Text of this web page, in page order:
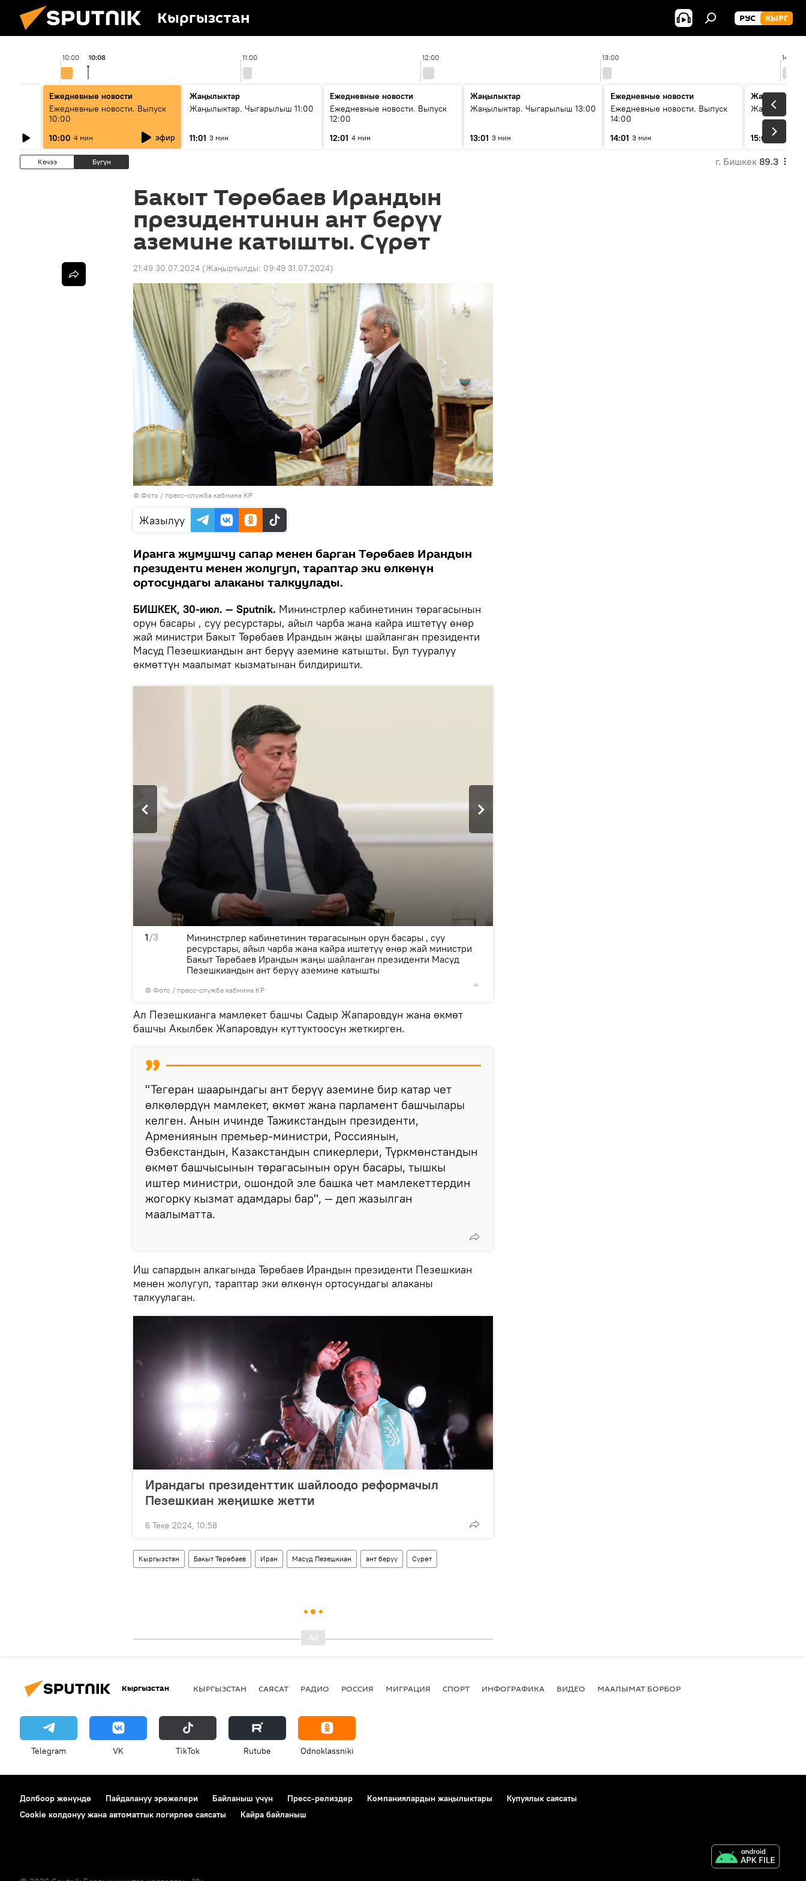
Кыргызстан РУС КЫРГ
10:00 11:00 12:00 13:00 14:00
10:08
Ежедневные новости
Ежедневные новости. Выпуск
10:00
10:00 4 мин эфир
Жаңылыктар
Жаңылыктар. Чыгарылыш 11:00
11:01 3 мин
Ежедневные новости
Ежедневные новости. Выпуск
12:00
12:01 4 мин
Жаңылыктар
Жаңылыктар. Чыгарылыш 13:00
13:01 3 мин
Ежедневные новости
Ежедневные новости. Выпуск
14:00
14:01 3 мин
Жаңылыктар
15:01 3 мин
Кечээ Бүгүн г. Бишкек 89.3
Бакыт Төрөбаев Ирандын
президентинин ант берүү
аземине катышты. Сүрөт
21:49 30.07.2024 (Жаңыртылды: 09:49 31.07.2024)
© Фото / пресс-служба кабмина КР
Жазылуу
Иранга жумушчу сапар менен барган Төрөбаев Ирандын
президенти менен жолугуп, тараптар эки өлкөнүн
ортосундагы алаканы талкуулады.
БИШКЕК, 30-июл. — Sputnik. Мининстрлер кабинетинин төрагасынын
орун басары , суу ресурстары, айыл чарба жана кайра иштетүү өнөр
жай министри Бакыт Төрөбаев Ирандын жаңы шайланган президенти
Масуд Пезешкиандын ант берүү аземине катышты. Бул тууралуу
өкмөттүн маалымат кызматынан билдиришти.
1/3
© Фото / пресс-служба кабмина КР
Мининстрлер кабинетинин төрагасынын орун басары , суу
ресурстары, айыл чарба жана кайра иштетүү өнөр жай министри
Бакыт Төрөбаев Ирандын жаңы шайланган президенти Масуд
Пезешкиандын ант берүү аземине катышты
Ал Пезешкианга мамлекет башчы Садыр Жапаровдун жана өкмөт
башчы Акылбек Жапаровдун куттуктоосун жеткирген.
"Тегеран шаарындагы ант берүү аземине бир катар чет
өлкөлөрдүн мамлекет, өкмөт жана парламент башчылары
келген. Анын ичинде Тажикстандын президенти,
Армениянын премьер-министри, Россиянын,
Өзбекстандын, Казакстандын спикерлери, Түркмөнстандын
өкмөт башчысынын төрагасынын орун басары, тышкы
иштер министри, ошондой эле башка чет мамлекеттердин
жогорку кызмат адамдары бар", — деп жазылган
маалыматта.
Иш сапардын алкагында Төрөбаев Ирандын президенти Пезешкиан
менен жолугуп, тараптар эки өлкөнүн ортосундагы алаканы
талкуулаган.
Ирандагы президенттик шайлоодо реформачыл
Пезешкиан жеңишке жетти
6 Теке 2024, 10:58
Кыргызстан Бакыт Төрөбаев Иран Масуд Пезешкиан ант берүү Сүрөт
Кыргызстан КЫРГЫЗСТАН САЯСАТ РАДИО РОССИЯ МИГРАЦИЯ СПОРТ ИНФОГРАФИКА ВИДЕО МААЛЫМАТ БОРБОР
Telegram VK ТikТоk Rutube Odnoklassniki
Долбоор жөнүндө Пайдалануу эрежелери Байланыш үчүн Пресс-релиздер Компаниялардын жаңылыктары
Купуялык саясаты
Cookie колдонуу жана автоматтык логирлөө саясаты
Кайра байланыш